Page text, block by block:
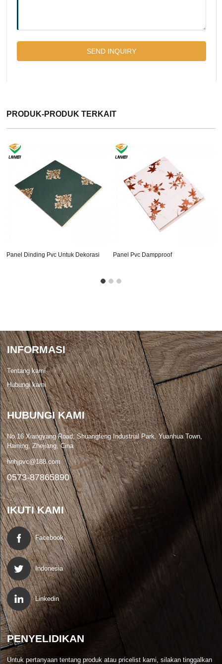
PRODUK-PRODUK TERKAIT
Panel Dinding Pvc Untuk Dekorasi
Panel Pvc Dampproof
INFORMASI
Tentang kami
Hubungi kami
HUBUNGI KAMI
No.16 Xiangyang Road, Shuangfeng Industrial Park, Yuanhua Town,
Haining, Zhejiang, Cina
hnhjpvc@188.com
0573-87865890
IKUTI KAMI
Facebook
Indonesia
Linkedin
PENYELIDIKAN
Untuk pertanyaan tentang produk atau pricelist kami, silakan tinggalkan